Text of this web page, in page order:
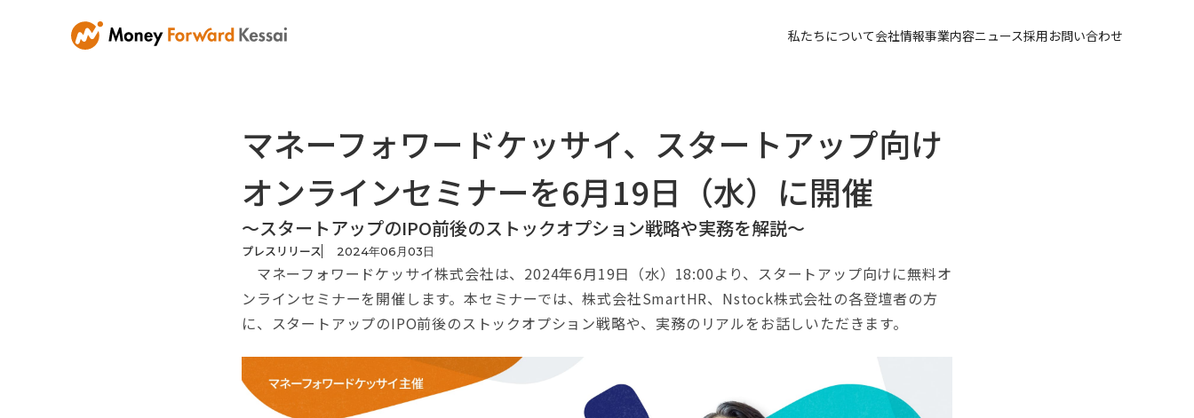
私たちについて会社情報事業内容ニュース採用お問い合わせ
マネーフォワードケッサイ、スタートアップ向け
オンラインセミナーを6月19日（水）に開催
〜スタートアップのIPO前後のストックオプション戦略や実務を解説〜
プレスリリース 2024年06 月03日
マネーフォワードケッサイ株式会社は、2024年6月19日（水）18:00より、スタートアップ向けに無料オ
ンラインセミナーを開催します。本セミナーでは、株式会社SmartHR、Nstock株式会社の各登壇者の方
に、スタートアップのIPO前後のストックオプション戦略や、実務のリアルをお話しいただきます。